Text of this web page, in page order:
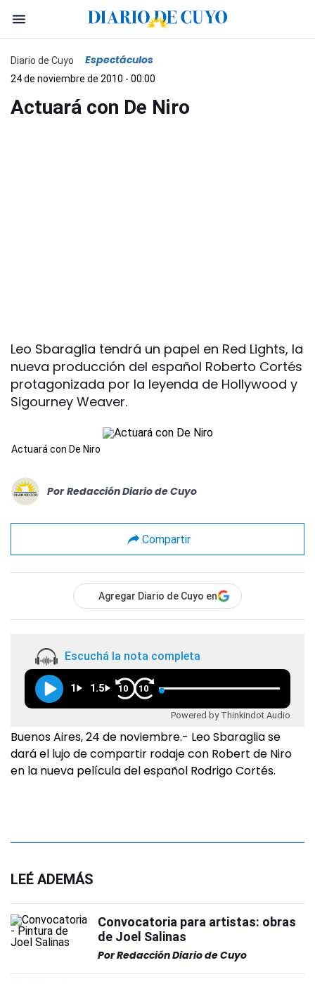
Diario de Cuyo Espectáculos
24 de noviembre de 2010 - 00:00
Actuará con De Niro
Leo Sbaraglia tendrá un papel en Red Lights, la
nueva producción del español Roberto Cortés
protagonizada por la leyenda de Hollywood y
Sigourney Weaver.
Actuará con De Niro
Por Redacción Diario de Cuyo
Compartir
Agregar Diario de Cuyo en
Escuchá la nota completa
1 1.5 10 10
Powered by Thinkindot Audio
Buenos Aires, 24 de noviembre.- Leo Sbaraglia se
dará el lujo de compartir rodaje con Robert de Niro
en la nueva película del español Rodrigo Cortés.
LEÉ ADEMÁS
Convocatoria para artistas: obras
de Joel Salinas
PorRedacción Diario de Cuyo